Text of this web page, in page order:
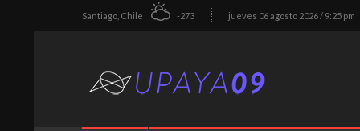
Santiago, Chile -273 jueves 06 agosto 2026 / 9:25 pm